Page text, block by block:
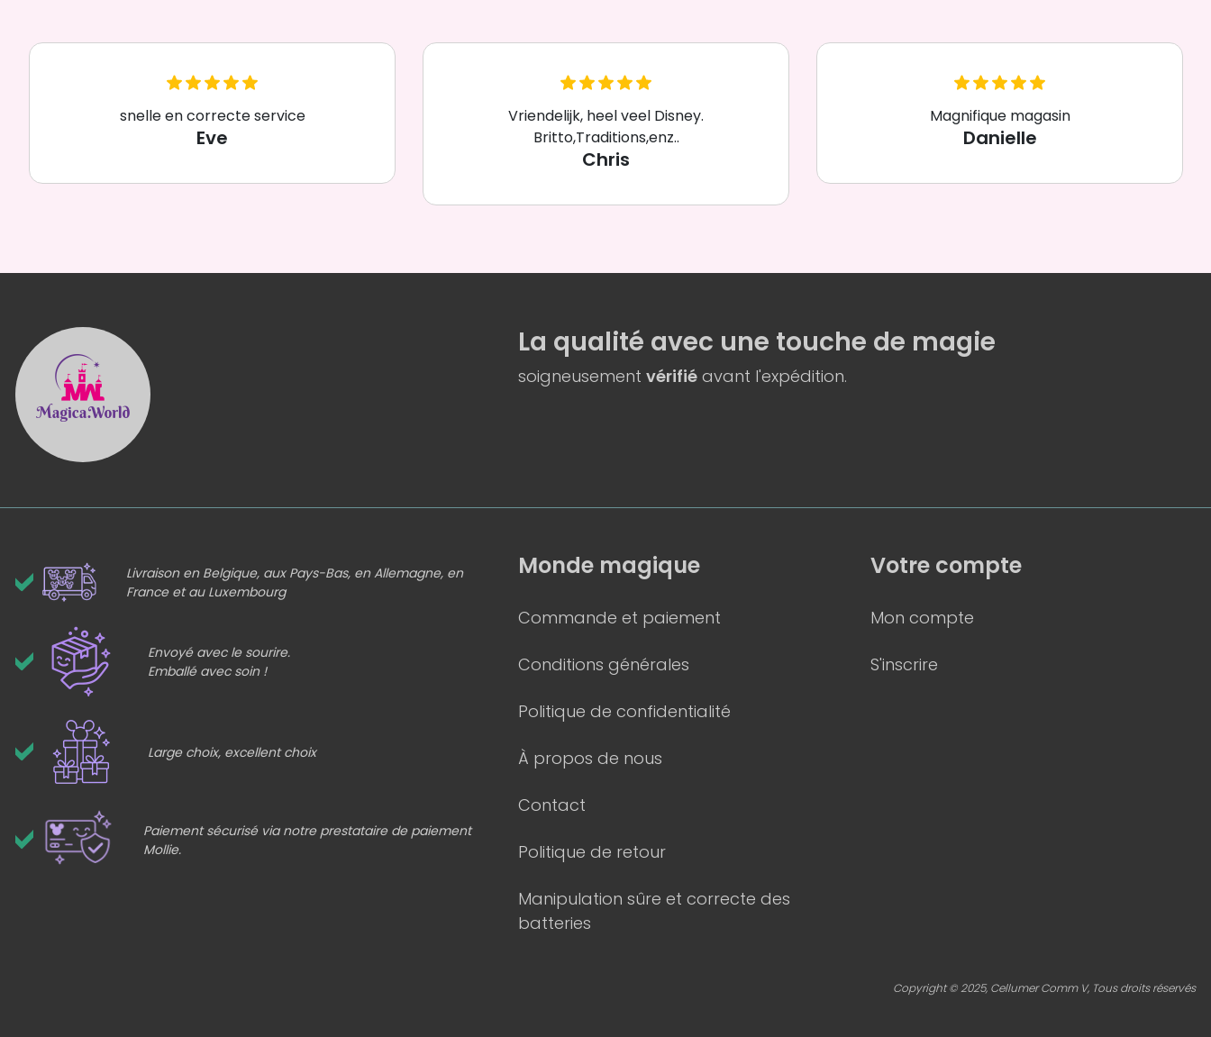
snelle en correcte service
Eve
Vriendelijk, heel veel Disney.
Britto,Traditions,enz..
Chris
Magnifique magasin
Danielle
La qualité avec une touche de magie
soigneusementvérifié avant l'expédition.
Livraison en Belgique, aux Pays-Bas, en Allemagne, en
France et au Luxembourg
Envoyé avec le sourire.
Emballé avec soin !
Large choix, excellent choix
Paiement sécurisé via notre prestataire de paiement
Mollie.
Monde magique
Commande et paiement
Conditions générales
Politique de confidentialité
À propos de nous
Contact
Politique de retour
Manipulation sûre et correcte des
batteries
Votre compte
Mon compte
S'inscrire
Copyright © 2025, Cellumer Comm V, Tous droits réservés